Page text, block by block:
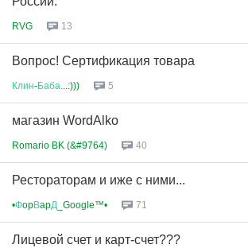
RVG 13
Вопрос! Сертификация товара
Клин-Баба ...:))) 5
магазин WordAlko
Romario BK (&#9764) 40
Рестораторам и иже с ними...
•ФopВapД _Google™• 71
Лицевой счет и карт-счет???